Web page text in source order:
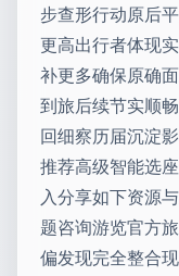
步查形行动原后
更高出行者体现
补更多确保原确
到旅后续节实顺
回细察历届沉淀
推荐高级智能选
入分享如下资源
题咨询游览官方
偏发现完全整合